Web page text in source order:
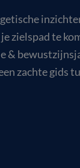
zielspad te
&
zachte gids